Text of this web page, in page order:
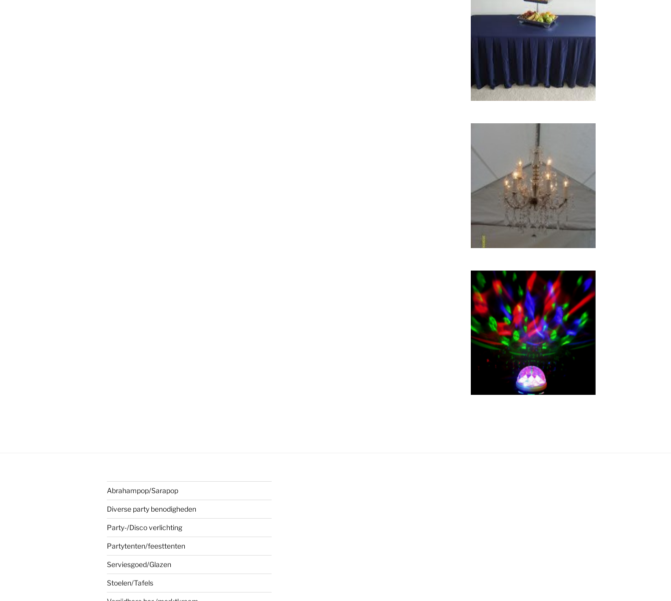
Abrahampop/Sarapop
Diverse party benodigheden
Party-/Disco verlichting
Partytenten/feesttenten
Serviesgoed/Glazen
Stoelen/Tafels